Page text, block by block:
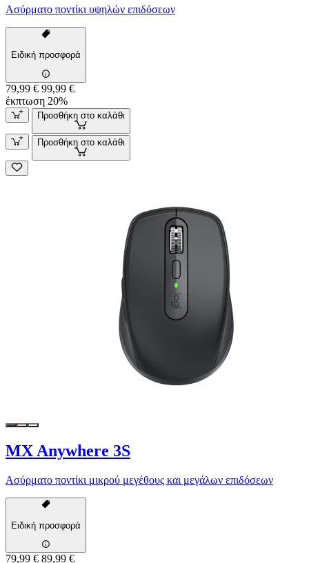
Ασύρματο ποντίκι υψηλών επιδόσεων
Ειδική προσφορά
79,99 € 99,99 €
έκπτωση 20%
Προσθήκη στο καλάθι
Προσθήκη στο καλάθι
MX Anywhere 3S
Ασύρματο ποντίκι μικρού μεγέθους και μεγάλων επιδόσεων
Ειδική προσφορά
79,99 € 89,99 €